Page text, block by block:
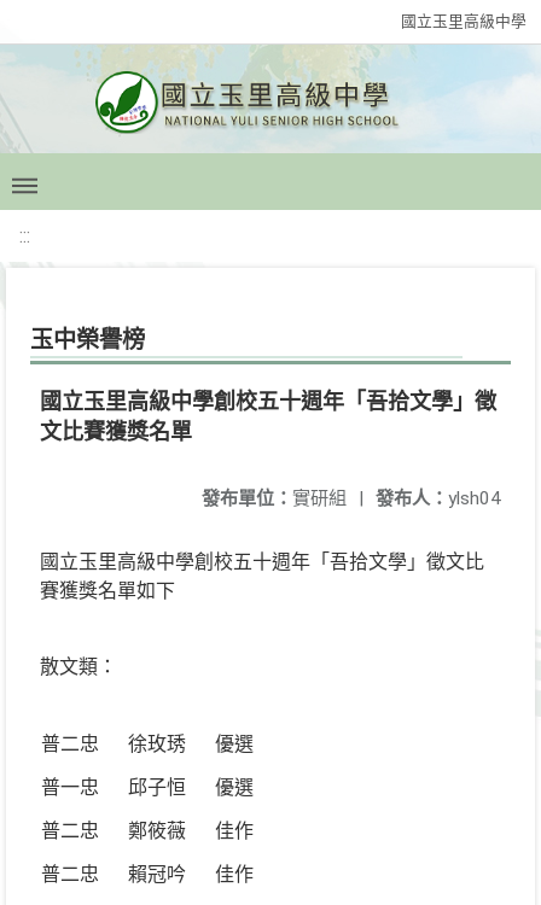
國立玉里高級中學
:::
玉中榮譽榜
國立玉里高級中學創校五十週年「吾拾文學」徵
文比賽獲獎名單
發布人： ylsh04
發布單位： 實研組 |
國立玉里高級中學創校五十週年「吾拾文學」徵文比
賽獲獎名單如下
散文類：
普二忠 徐玫琇
優選
普一忠
邱子恒
優選
普二忠
鄭筱薇
佳作
普二忠
賴冠吟
佳作